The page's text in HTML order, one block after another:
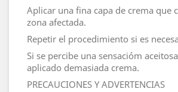
Aplicar una fina capa de crema que
zona afectada.
Repetir el procedimiento si es
Si se percibe una sensacióm
aplicado demasiada crema.
PRECAUCIONES Y ADVERTENCIAS